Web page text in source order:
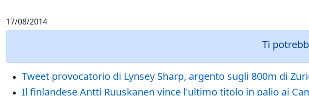
17/08/2014
Ti
Tweet provocatorio di Lynsey Sharp, argento sugli 800m di
Il finlandese Antti Ruuskanen vince l'ultimo titolo in palio ai